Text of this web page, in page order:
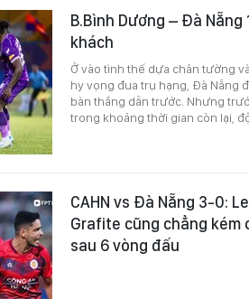
B.Bình Dương – Đà
khách
Ở vào tình thế dựa chân tường
hy vọng đua trụ hạng, Đà Nẵng
bàn thắng dẫn trước. Nhưng
trong khoảng thời gian còn lại,
CAHN vs Đà Nẵng 3-0:
Grafite cũng chẳng kém
sau 6 vòng đấu